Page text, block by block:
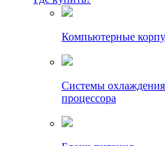
Компьютерные
Системы
процессора